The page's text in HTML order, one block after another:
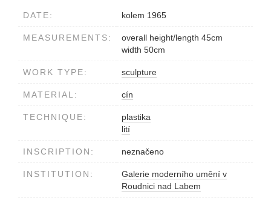
DATE: kolem 1965
MEASUREMENTS:
overall height/length 45cm
width 50cm
WORK TYPE: sculpture
MATERIAL: cín
TECHNIQUE:
plastika
lití
INSCRIPTION: neznačeno
INSTITUTION:
Galerie moderního umění v
Roudnici nad Labem